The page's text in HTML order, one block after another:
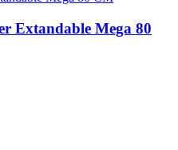
Extandable Mega 80